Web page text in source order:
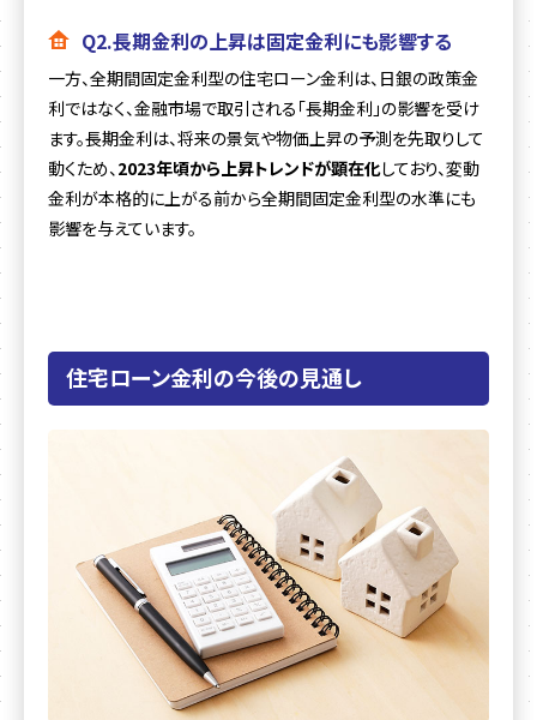
Q2.長期金利の上昇は固定金利にも影響する
一方、全期間固定金利型の住宅ローン金利は、日銀の政策金
利ではなく、金融市場で取引される「長期金利」の影響を受け
ます。長期金利は、将来の景気や物価上昇の予測を先取りして
動くため、 2023年頃から上昇トレンドが顕在化しており、変動
金利が本格的に上がる前から全期間固定金利型の水準にも
影響を与えています。
住宅ローン金利の今後の見通し